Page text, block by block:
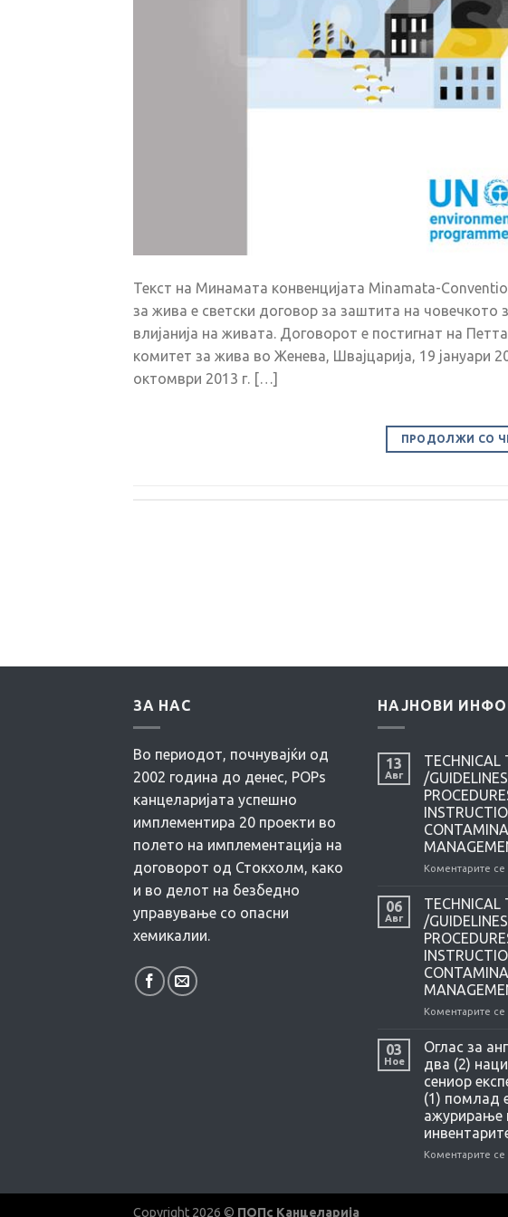
Текст на Минамата конвенцијата Minamata-
за жива е светски договор за заштита на
влијанија на живата. Договорот е постигнат на
комитет за жива во Женева, Швајцарија, 19 јануари
октомври 2013 г. […]
ПРОДОЛЖИ СО
ЗА НАС
Во периодот, почнувајќи од
2002 година до денес, POPs
канцеларијата успешно
имплементира 20 проекти во
полето на имплементација на
договорот од Стокхолм, како
и во делот на безбедно
управување со опасни
хемикалии.
НАЈНОВИ
13
Авг
TECHNICAL
/
Коментарите се
06
Авг
TECHNICAL
/
Коментарите се
03
Ное
Оглас за
два (2)
сениор
(1) помлад
ажурирање
Коментарите се
Copyright 2026 © ПОПс Канцеларија